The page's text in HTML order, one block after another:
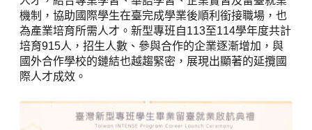
機制，協助國際學生在臺完成學業後順利銜接職場，也
為產業培育所需人才。新型專班自113至114學年度共計
培育915人，招生人數、參與合作的企業逐漸增加，與
國外合作學校的鏈結也越趨緊密，展現出顯著的延攬國
際人才成效。